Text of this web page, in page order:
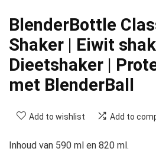
BlenderBottle
Shaker | Eiwit
Dieetshaker |
met BlenderBall
Add to wishlist Add to
Inhoud van 590 ml en 820 ml.